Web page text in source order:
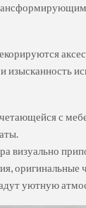
изысканность
с
визуально
оригинальные
уютную